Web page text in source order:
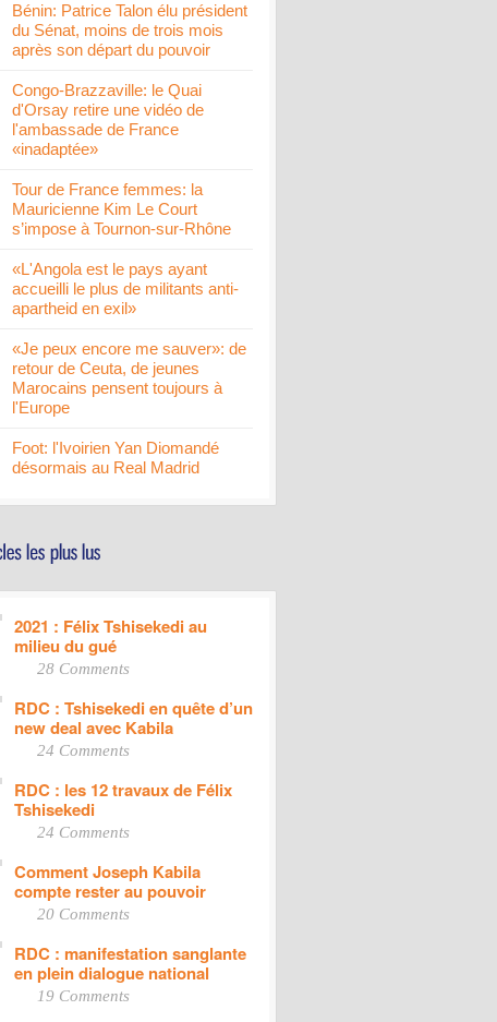
Bénin: Patrice Talon élu président
du Sénat, moins de trois mois
après son départ du pouvoir
Congo-Brazzaville: le Quai
d'Orsay retire une vidéo de
l'ambassade de France
«inadaptée»
Tour de France femmes: la
Mauricienne Kim Le Court
s’impose à Tournon-sur-Rhône
«L'Angola est le pays ayant
accueilli le plus de militants anti-
apartheid en exil»
«Je peux encore me sauver»: de
retour de Ceuta, de jeunes
Marocains pensent toujours à
l'Europe
Foot: l'Ivoirien Yan Diomandé
désormais au Real Madrid
2021 : Félix Tshisekedi au
milieu du gué
28 Comments
RDC : Tshisekedi en quête d’un
new deal avec Kabila
24 Comments
RDC : les 12 travaux de Félix
Tshisekedi
24 Comments
Comment Joseph Kabila
compte rester au pouvoir
20 Comments
RDC : manifestation sanglante
en plein dialogue national
19 Comments